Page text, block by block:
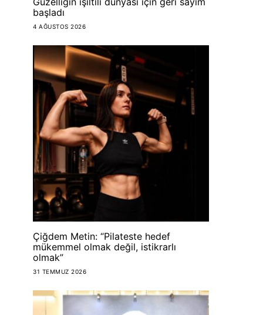
başladı
4 AĞUSTOS 2026
Çiğdem Metin: “Pilateste hedef
mükemmel olmak değil, istikrarlı
olmak”
31 TEMMUZ 2026